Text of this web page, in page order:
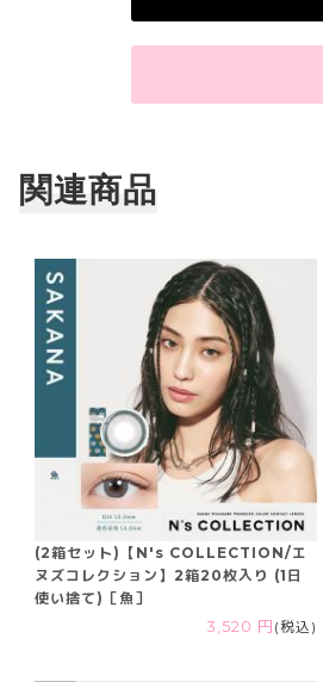
関連商品
(2箱セット)【N's COLLECTION/エ
ヌズコレクション】2箱20枚入り (1日
使い捨て)［魚］
3,520 円 (税込)